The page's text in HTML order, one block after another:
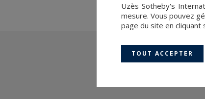
Uzès Sotheby's
mesure. Vous pouvez
page du site en cliquant
TOUT ACCEPTER